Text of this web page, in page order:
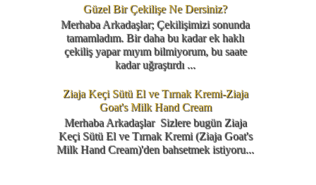
Güzel Bir Çekilişe Ne Dersiniz?
Merhaba Arkadaşlar; Çekilişimizi sonunda
tamamladım. Bir daha bu kadar ek haklı
çekiliş yapar mıyım bilmiyorum, bu saate
kadar uğraştırdı ...
Ziaja Keçi Sütü El ve Tırnak Kremi-Ziaja
Goat's Milk Hand Cream
Merhaba Arkadaşlar Sizlere bugün Ziaja
Keçi Sütü El ve Tırnak Kremi (Ziaja Goat's
Milk Hand Cream)'den bahsetmek istiyoru...